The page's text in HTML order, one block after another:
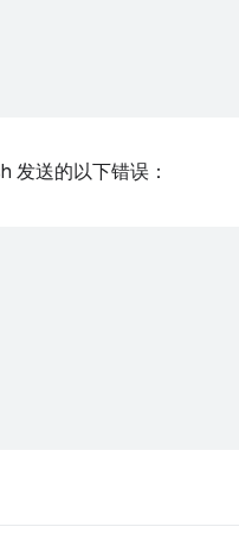
发送的以下错误：